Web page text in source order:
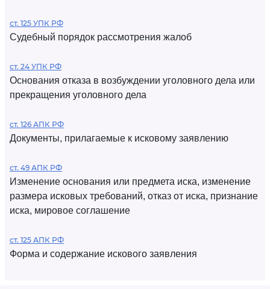
ст. 125 УПК РФ
Судебный порядок рассмотрения жалоб
ст. 24 УПК РФ
Основания отказа в возбуждении уголовного дела или
прекращения уголовного дела
ст. 126 АПК РФ
Документы, прилагаемые к исковому заявлению
ст. 49 АПК РФ
Изменение основания или предмета иска, изменение
размера исковых требований, отказ от иска, признание
иска, мировое соглашение
ст. 125 АПК РФ
Форма и содержание искового заявления